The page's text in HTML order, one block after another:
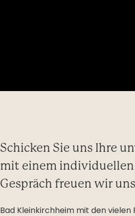
Schicken Sie uns Ihre
mit einem
Gespräch freuen wir
Bad Kleinkirchheim mit den